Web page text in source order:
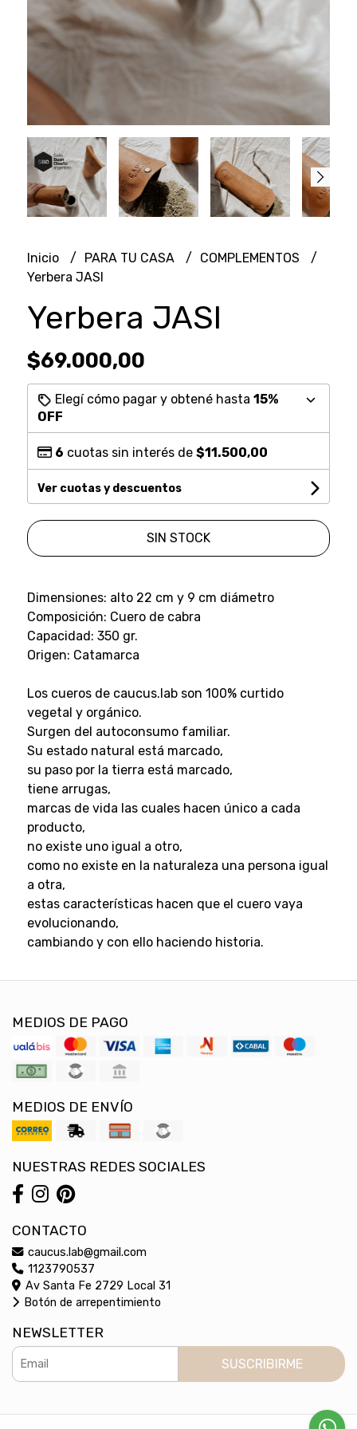
Inicio PARA TU CASA
COMPLEMENTOS
Yerbera JASI
Yerbera JASI
$69.000,00
Elegí cómo pagar y obtené hasta 15%
OFF
6 cuotas sin interés de $11.500,00
Ver cuotas y descuentos
SIN STOCK
Dimensiones: alto 22 cm y 9 cm diámetro
Composición: Cuero de cabra
Capacidad: 350 gr.
Origen: Catamarca
Los cueros de caucus.lab son 100% curtido
vegetal y orgánico.
Surgen del autoconsumo familiar.
Su estado natural está marcado,
su paso por la tierra está marcado,
tiene arrugas,
marcas de vida las cuales hacen único a cada
producto,
no existe uno igual a otro,
como no existe en la naturaleza una persona igual
a otra,
estas características hacen que el cuero vaya
evolucionando,
cambiando y con ello haciendo historia.
MEDIOS DE PAGO
MEDIOS DE ENVÍO
NUESTRAS REDES SOCIALES
CONTACTO
caucus.lab@gmail.com
1123790537
Av Santa Fe 2729 Local 31
Botón de arrepentimiento
NEWSLETTER
SUSCRIBIRME